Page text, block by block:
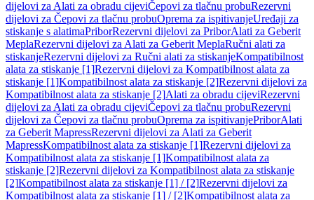
dijelovi za Alati za obradu cijeviČepovi za tlačnu probuRezervni
dijelovi za Čepovi za tlačnu probuOprema za ispitivanjeUređaji za
stiskanje s alatimaPriborRezervni dijelovi za PriborAlati za Geberit
MeplaRezervni dijelovi za Alati za Geberit MeplaRučni alati za
stiskanjeRezervni dijelovi za Ručni alati za stiskanjeKompatibilnost
alata za stiskanje [1]Rezervni dijelovi za Kompatibilnost alata za
stiskanje [1]Kompatibilnost alata za stiskanje [2]Rezervni dijelovi za
Kompatibilnost alata za stiskanje [2]Alati za obradu cijeviRezervni
dijelovi za Alati za obradu cijeviČepovi za tlačnu probuRezervni
dijelovi za Čepovi za tlačnu probuOprema za ispitivanjePriborAlati
za Geberit MapressRezervni dijelovi za Alati za Geberit
MapressKompatibilnost alata za stiskanje [1]Rezervni dijelovi za
Kompatibilnost alata za stiskanje [1]Kompatibilnost alata za
stiskanje [2]Rezervni dijelovi za Kompatibilnost alata za stiskanje
[2]Kompatibilnost alata za stiskanje [1] / [2]Rezervni dijelovi za
Kompatibilnost alata za stiskanje [1] / [2]Kompatibilnost alata za